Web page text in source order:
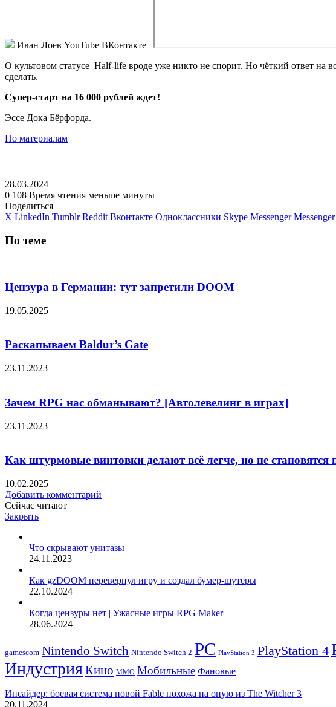
Иван Лоев YouTube ВКонтакте
О культовом статусе Half-life вроде уже никто не спорит. Но чёткий ответ на
сделать.
Супер-старт на 16 000 рублей ждет!
Эссе Дока Бёрфорда.
По материалам
28.03.2024
0 108 Время чтения меньше минуты
Поделиться
X LinkedIn Tumblr Reddit Вконтакте Одноклассники Skype Messenger Messenger
По теме
Цензура в Германии: тут запретили DOOM
19.05.2025
Раскапываем Baldur’s Gate
23.11.2023
Зачем RPG нас обманывают? [Автолевелинг в играх]
23.11.2023
Как штурмовые винтовки делают всё легче, но не становятся
10.02.2025
Добавить комментарий
Сейчас читают
Закрыть
Что скрывают унитазы
24.11.2023
Как gzDOOM перевернул игру и создал бумер-шутеры
22.10.2024
Когда цензуры нет | Ужасные игры RPG Maker
28.06.2024
gamescom Nintendo Switch Nintendo Switch 2 PC PlayStation 3 PlayStation 4
ИндустрияКино ММО Мобильные Фановые
Инсайдер: боевая система новой Fable похожа на оную из The Witcher 3
20.11.2024